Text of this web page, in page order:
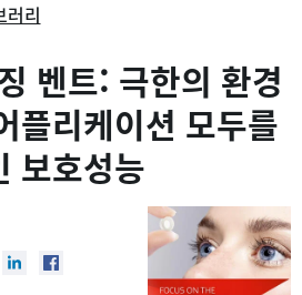
러리
벤트: 극한의 환경
플리케이션 모두를
보호성능
TwitterLinked In